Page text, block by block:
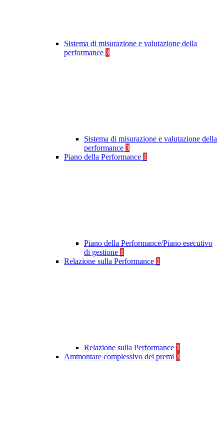
Sistema di misurazione e valutazione della
performance 3
Sistema di misurazione e valutazione della
performance 3
Piano della Performance 1
Piano della Performance/Piano esecutivo
di gestione 1
Relazione sulla Performance 1
Relazione sulla Performance 1
Ammontare complessivo dei premi 3